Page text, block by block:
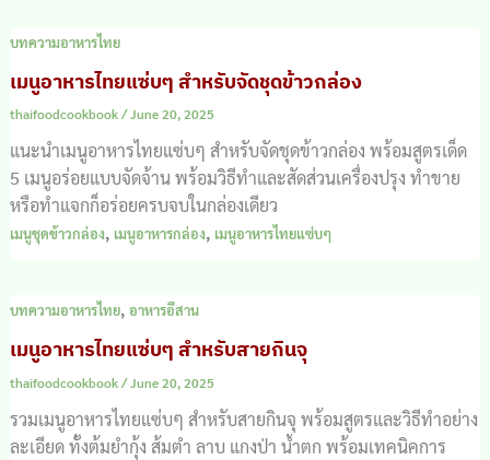
บทความอาหารไทย
เมนูอาหารไทยแซ่บๆ สำหรับจัดชุดข้าวกล่อง
thaifoodcookbook/June 20, 2025
แนะนำเมนูอาหารไทยแซ่บๆ สำหรับจัดชุดข้าวกล่อง พร้อมสูตรเด็ด
5 เมนูอร่อยแบบจัดจ้าน พร้อมวิธีทำและสัดส่วนเครื่องปรุง ทำขาย
หรือทำแจกก็อร่อยครบจบในกล่องเดียว
เมนูชุดข้าวกล่อง, เมนูอาหารกล่อง, เมนูอาหารไทยแซ่บๆ
บทความอาหารไทย, อาหารอีสาน
เมนูอาหารไทยแซ่บๆ สำหรับสายกินจุ
thaifoodcookbook/June 20, 2025
รวมเมนูอาหารไทยแซ่บๆ สำหรับสายกินจุ พร้อมสูตรและวิธีทำอย่าง
ละเอียด ทั้งต้มยำกุ้ง ส้มตำ ลาบ แกงป่า น้ำตก พร้อมเทคนิคการ